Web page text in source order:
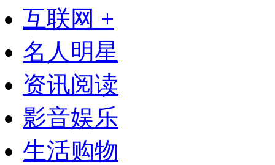
互联网 +
名人明星
资讯阅读
影音娱乐
生活购物